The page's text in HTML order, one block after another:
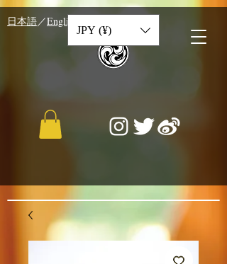
​日本語／English
JPY (¥)